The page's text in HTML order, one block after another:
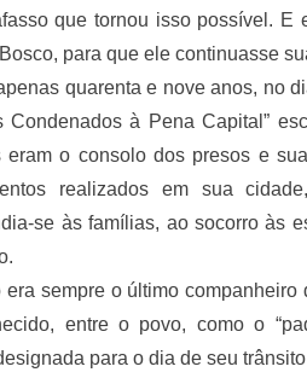
que tornou isso possível.
para que ele continuasse
quarenta e nove anos, no
Condenados à Pena Capital”
eram o consolo dos presos e
realizados em sua
se às famílias, ao socorro às
era sempre o último
entre o povo, como o
para o dia de seu